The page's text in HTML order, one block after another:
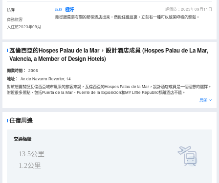
訪客
商務旅客
入住於2023年09月
5.0 極好
評價於：2023年09月11日
剛從跟萬豪有關的那個酒店出來，然後住進這裏，立刻有一種可以放開呼吸的輕鬆。
瓦倫西亞的Hospes Palau de la Mar，設計酒店成員 (Hospes Palau de La Mar,
Valencia, a Member of Design Hotels)
開業時間： 2006
地址：
Av. de Navarro Reverter, 14
對於想要捕捉瓦倫西亞城市風采的旅客來說，瓦倫西亞的Hospes Palau de la Mar，設計酒店成員是一個理想的選擇。
附近很多景點，包括Puerta de la Mar、Puente de la Exposicion和MY Little Republic都離酒店不遠。
倘若您在忙碌的一天後想在自己的客房內放鬆，提供24小時熱水和吹風機的客房浴室是不錯的選擇。可以去酒店酒吧，
舒適的環境，可供您休憩放鬆。如果您喜歡安靜的用餐，酒店可以提供房間送餐服務。除此之外，周邊餐飲種類繁多。
的美味。
展開
住宿周邊
交通樞紐
13.5公里
1.2公里